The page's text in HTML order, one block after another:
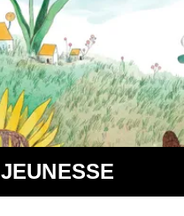
JEUNESSE